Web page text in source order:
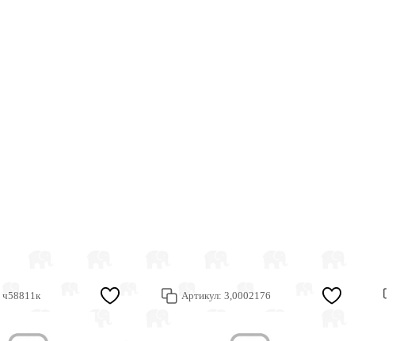
ч58811к Артикул: 3,0002176